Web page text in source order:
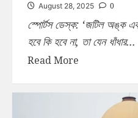
August 28, 2025 0
স্পোর্টস ডেস্ক: ‘জটিল অঙ্ক
হবে কি হবে না, তা যেন ধাঁধার...
Read More